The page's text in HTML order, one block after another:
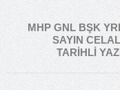
MHP GNL BŞK
SAYIN
TARİHLİ